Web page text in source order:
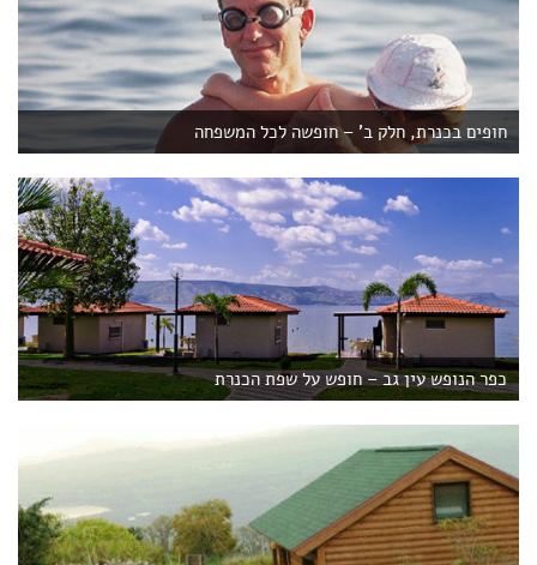
חופים בכנרת, חלק ב' – חופשה לכל המשפחה
כפר הנופש עין גב – חופש על שפת הכנרת